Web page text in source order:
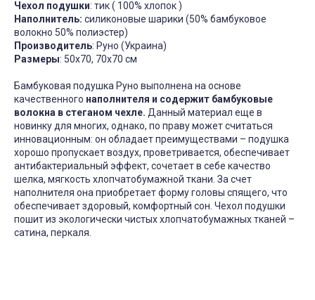
Чехол подушки: тик ( 100% хлопок )
Наполнитель: силиконовые шарики (50% бамбуковое
волокно 50% полиэстер)
Производитель: Руно (Украина)
Размеры: 50х70, 70х70 см
Бамбуковая подушка Руно выполнена на основе
качественного наполнителя и содержит бамбуковые
волокна в стеганом чехле. Данный материал еще в
новинку для многих, однако, по праву может считаться
инновационным: он обладает преимуществами – подушка
хорошо пропускает воздух, проветривается, обеспечивает
антибактериальный эффект, сочетает в себе качество
шелка, мягкость хлопчатобумажной ткани. За счет
наполнителя она приобретает форму головы спящего, что
обеспечивает здоровый, комфортный сон. Чехол подушки
пошит из экологически чистых хлопчатобумажных тканей –
сатина, перкаля.